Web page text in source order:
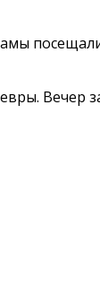
посещали
Вечер